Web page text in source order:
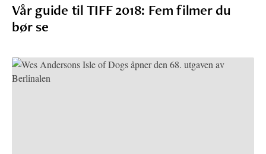
Vår guide til TIFF 2018: Fem filmer du
bør se